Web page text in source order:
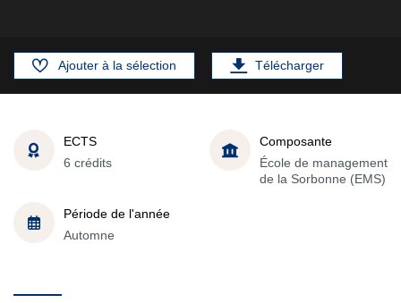
Ajouter à la sélection Télécharger
ECTS
6 crédits
Composante
École de management
de la Sorbonne (EMS)
Période de l'année
Automne